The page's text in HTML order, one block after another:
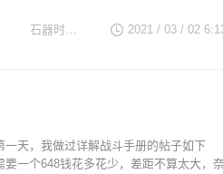
2021 / 03 / 02
石器时代TV
天，我做过详解战斗手册的帖子如下
一个648钱花多花少，差距不算太大，